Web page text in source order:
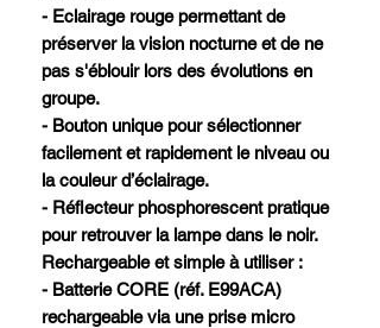
- Eclairage rouge permettant de
préserver la vision nocturne et de ne
pas s'éblouir lors des évolutions en
groupe.
- Bouton unique pour sélectionner
facilement et rapidement le niveau ou
la couleur d’éclairage.
- Réflecteur phosphorescent pratique
pour retrouver la lampe dans le noir.
Rechargeable et simple à utiliser :
- Batterie CORE (réf. E99ACA)
rechargeable via une prise micro